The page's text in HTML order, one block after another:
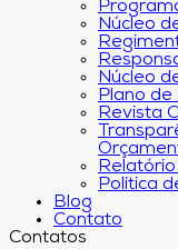
Núcleo
Núcleo
Plano de
Revista
Política
Blog
Contato
Contatos